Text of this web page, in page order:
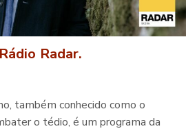
Radar.
também conhecido como o
o tédio, é um programa da